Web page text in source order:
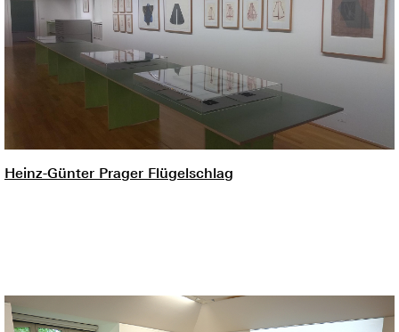
Heinz-Günter Prager Flügelschlag